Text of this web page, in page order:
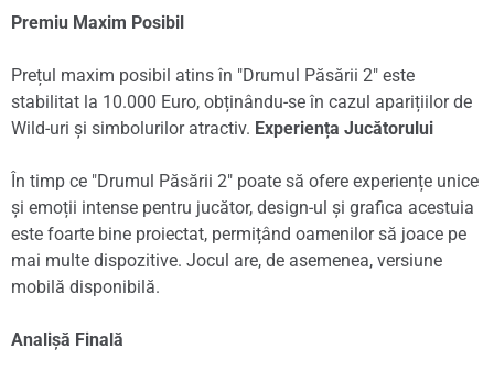
Premiu Maxim Posibil
Prețul maxim posibil atins în "Drumul Păsării 2" este
stabilitat la 10.000 Euro, obținându-se în cazul aparițiilor de
Wild-uri și simbolurilor atractiv. Experiența Jucătorului
În timp ce "Drumul Păsării 2" poate să ofere experiențe unice
și emoții intense pentru jucător, design-ul și grafica acestuia
este foarte bine proiectat, permițând oamenilor să joace pe
mai multe dispozitive. Jocul are, de asemenea, versiune
mobilă disponibilă.
Analișă Finală